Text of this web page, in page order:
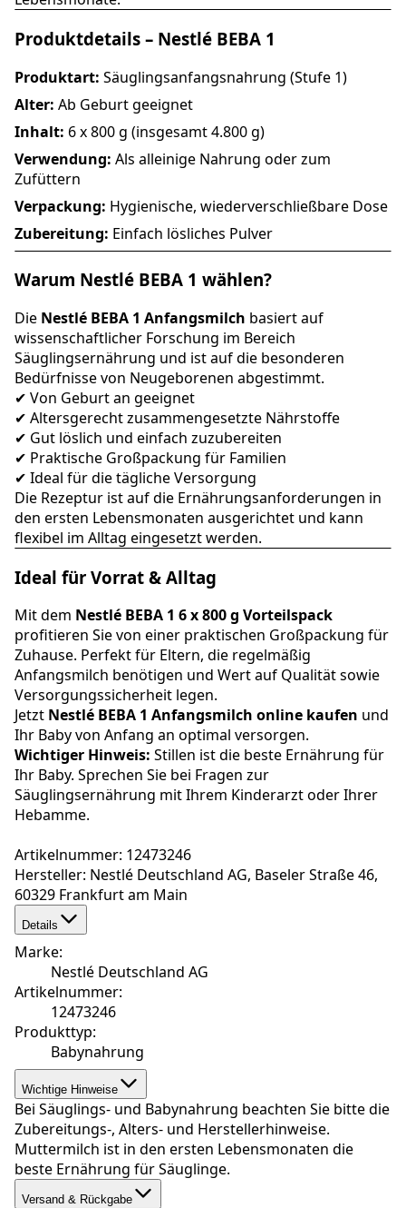
Produktdetails – Nestlé BEBA 1
Produktart: Säuglingsanfangsnahrung (Stufe 1)
Alter: Ab Geburt geeignet
Inhalt: 6 x 800 g (insgesamt 4.800 g)
Verwendung: Als alleinige Nahrung oder zum
Zufüttern
Verpackung: Hygienische, wiederverschließbare Dose
Zubereitung: Einfach lösliches Pulver
Warum Nestlé BEBA 1 wählen?
Die Nestlé BEBA 1 Anfangsmilch basiert auf
wissenschaftlicher Forschung im Bereich
Säuglingsernährung und ist auf die besonderen
Bedürfnisse von Neugeborenen abgestimmt.
✔ Von Geburt an geeignet
✔ Altersgerecht zusammengesetzte Nährstoffe
✔ Gut löslich und einfach zuzubereiten
✔ Praktische Großpackung für Familien
✔ Ideal für die tägliche Versorgung
Die Rezeptur ist auf die Ernährungsanforderungen in
den ersten Lebensmonaten ausgerichtet und kann
flexibel im Alltag eingesetzt werden.
Ideal für Vorrat & Alltag
Mit dem Nestlé BEBA 1 6 x 800 g Vorteilspack
profitieren Sie von einer praktischen Großpackung für
Zuhause. Perfekt für Eltern, die regelmäßig
Anfangsmilch benötigen und Wert auf Qualität sowie
Versorgungssicherheit legen.
Jetzt Nestlé BEBA 1 Anfangsmilch online kaufen und
Ihr Baby von Anfang an optimal versorgen.
Wichtiger Hinweis: Stillen ist die beste Ernährung für
Ihr Baby. Sprechen Sie bei Fragen zur
Säuglingsernährung mit Ihrem Kinderarzt oder Ihrer
Hebamme.
Artikelnummer: 12473246
Hersteller: Nestlé Deutschland AG, Baseler Straße 46,
60329 Frankfurt am Main
Details
Marke:
Nestlé Deutschland AG
Artikelnummer:
12473246
Produkttyp:
Babynahrung
Wichtige Hinweise
Bei Säuglings- und Babynahrung beachten Sie bitte die
Zubereitungs-, Alters- und Herstellerhinweise.
Muttermilch ist in den ersten Lebensmonaten die
beste Ernährung für Säuglinge.
Versand & Rückgabe